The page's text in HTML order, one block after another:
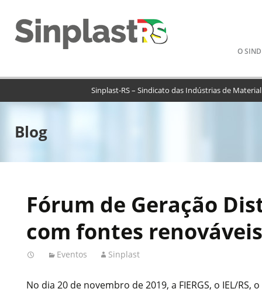
Pular
o
O
Sinplast-RS – Sindicato das Indústrias de
Blog
Fórum de Geração
com fontes renováveis
Eventos Sinplast
No dia 20 de novembro de 2019, a FIERGS, o IEL/RS, o